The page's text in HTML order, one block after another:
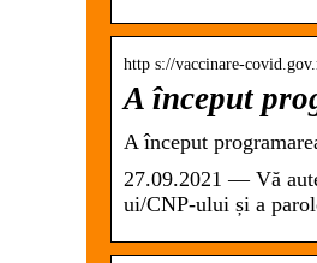
http s://vaccinare-
A început
A început
27.09.2021 — Vă
ui/CNP-ului și a